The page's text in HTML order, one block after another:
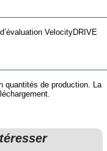
VelocityDRIVE
quantités de production. La